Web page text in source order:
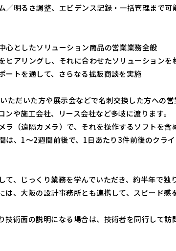
／明るさ調整、エビデンス記録・一括管理まで可
心としたソリューション商品の営業業務全般
ヒアリングし、それに合わせたソリューションを
ートを通して、さらなる拡販商談を実施
ただいた方や展示会などで名刺交換した方への
ンや施工会社、リース会社など多岐に渡ります。
ラ（遠隔カメラ）で、それを操作するソフトを含
は、1～2週間前後で、1日あたり3件前後のクラ
て、じっくり業務を学んでいただき、約半年で独
は、大阪の設計事務所とも連携して、スピード
技術面の説明になる場合は、技術者を同行して訪